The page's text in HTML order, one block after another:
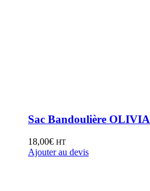
Sac Bandoulière OLIVIA
18,00€ HT
Ajouter au devis